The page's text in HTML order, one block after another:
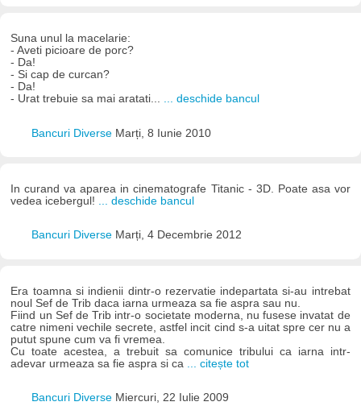
Suna unul la macelarie:
- Aveti picioare de porc?
- Da!
- Si cap de curcan?
- Da!
- Urat trebuie sa mai aratati... ... deschide bancul
Bancuri Diverse Marți, 8 Iunie 2010
In curand va aparea in cinematografe Titanic - 3D. Poate asa vor
vedea icebergul! ... deschide bancul
Bancuri Diverse Marți, 4 Decembrie 2012
Era toamna si indienii dintr-o rezervatie indepartata si-au intrebat
noul Sef de Trib daca iarna urmeaza sa fie aspra sau nu.
Fiind un Sef de Trib intr-o societate moderna, nu fusese invatat de
catre nimeni vechile secrete, astfel incit cind s-a uitat spre cer nu a
putut spune cum va fi vremea.
Cu toate acestea, a trebuit sa comunice tribului ca iarna intr-
adevar urmeaza sa fie aspra si ca
... citește tot
Bancuri Diverse Miercuri, 22 Iulie 2009